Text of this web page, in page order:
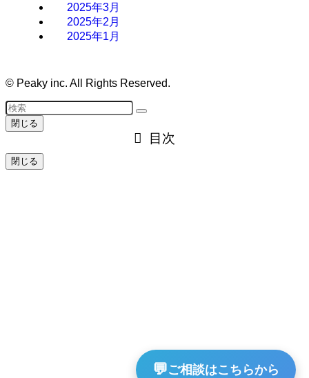
2025年3月
2025年2月
2025年1月
💬ご相談はこちらから
© Peaky inc. All Rights Reserved.
閉じる
目次
閉じる